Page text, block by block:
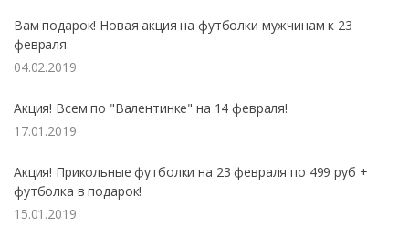
Вам подарок! Новая акция на футболки мужчинам к 23
февраля.
04.02.2019
Акция! Всем по "Валентинке" на 14 февраля!
17.01.2019
Акция! Прикольные футболки на 23 февраля по 499 руб +
футболка в подарок!
15.01.2019